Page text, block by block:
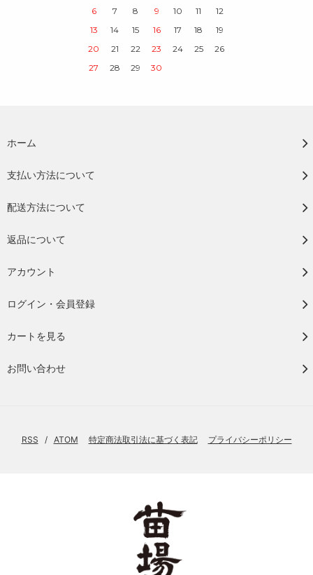
6
7 8 9 10 11
12
13
14 15 16 17 18
19
20
21 22 23 24 25
26
27
28 29 30
ホーム
支払い方法について
配送方法について
返品について
アカウント
ログイン・会員登録
カートを見る
お問い合わせ
RSS / ATOM 特定商法取引法に基づく表記 プライバシーポリシー